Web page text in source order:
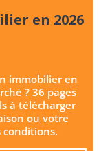
en 2026
immobilier en
? 36 pages
à télécharger
ou votre